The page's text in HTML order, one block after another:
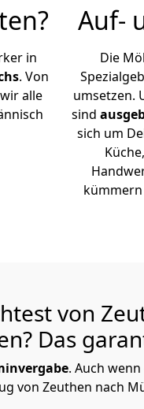
in
. Von
alle
Auf-
Die
umsetzen.
sind
sich um
von
Das
. Auch
von Zeuthen nach